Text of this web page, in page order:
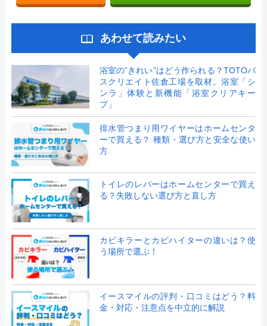
あわせて読みたい
浴室の”きれい”はどう作られる？TOTOバ
スクリエイト佐倉工場を取材。浴室「シ
ンラ」体験と新機能「浴室クリアキー
プ」
排水管つまり用ワイヤーはホームセンタ
ーで買える？ 種類・選び方と安全な使い
方
トイレのレバーはホームセンターで買え
る？失敗しない選び方と直し方
カビキラーとカビハイターの違いは？使
う場所で選ぶ！
イースマイルの評判・口コミはどう？料
金・対応・注意点を中立的に解説